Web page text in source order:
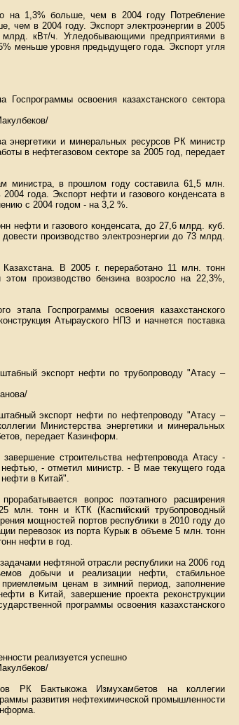
на 1,3% больше, чем в 2004 году Потребление
чем в 2004 году. Экспорт электроэнергии в 2005
кВт/ч. Угледобывающими предприятиями в
меньше уровня предыдущего года. Экспорт угля
освоения казахстанского сектора
энергетики и минеральных ресурсов РК министр
в нефтегазовом секторе за 2005 год, передает
министра, в прошлом году составила 61,5 млн.
года. Экспорт нефти и газового конденсата в
с 2004 годом - на 3,2 %.
нефти и газового конденсата, до 27,6 млрд. куб.
производство электроэнергии до 73 млрд.
В 2005 г. переработано 11 млн. тонн
производство бензина возросло на 22,3%,
этапа Госпрограммы освоения казахстанского
Атырауского НПЗ и начнется поставка
экспорт нефти по трубопроводу "Атасу –
экспорт нефти по нефтепроводу "Атасу –
Министерства энергетики и минеральных
передает Казинформ.
строительства нефтепровода Атасу -
- отметил министр. - В мае текущего года
в Китай".
вопрос поэтапного расширения
млн. тонн и КТК (Каспийский трубопроводный
мощностей портов республики в 2010 году до
перевозок из порта Курык в объеме 5 млн. тонн
нефти в год.
нефтяной отрасли республики на 2006 год
добычи и реализации нефти, стабильное
ценам в зимний период, заполнение
в Китай, завершение проекта реконструкции
программы освоения казахстанского
реализуется успешно
РК Бактыкожа Измухамбетов на коллегии
развития нефтехимической промышленности